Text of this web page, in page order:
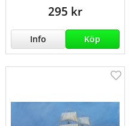
295 kr
Info Köp